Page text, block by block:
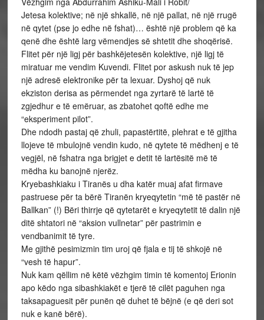
Jetesa kolektive; në një shkallë, në një pallat, në një rrugë
në qytet (pse jo edhe në fshat)… është një problem që ka
qenë dhe është larg vëmendjes së shtetit dhe shoqërisë.
Flitet për një ligj për bashkëjetesën kolektive, një ligj të
miratuar me vendim Kuvendi. Flitet por askush nuk të jep
një adresë elektronike për ta lexuar. Dyshoj që nuk
ekziston derisa as përmendet nga zyrtarë të lartë të
zgjedhur e të emëruar, as zbatohet qoftë edhe me
“eksperiment pilot”.
Dhe ndodh pastaj që zhuli, papastërtitë, plehrat e të gjitha
llojeve të mbulojnë vendin kudo, në qytete të mëdhenj e të
vegjël, në fshatra nga brigjet e detit të lartësitë më të
mëdha ku banojnë njerëz.
Kryebashkiaku i Tiranës u dha katër muaj afat firmave
pastruese për ta bërë Tiranën kryeqytetin “më të pastër në
Ballkan” (!) Bëri thirrje që qytetarët e kryeqytetit të dalin një
ditë shtatori në “aksion vullnetar” për pastrimin e
vendbanimit të tyre.
Me gjithë pesimizmin tim uroj që fjala e tij të shkojë në
“vesh të hapur”.
Nuk kam qëllim në këtë vëzhgim timin të komentoj Erionin
apo këdo nga sibashkiakët e tjerë të cilët paguhen nga
taksapaguesit për punën që duhet të bëjnë (e që deri sot
nuk e kanë bërë).